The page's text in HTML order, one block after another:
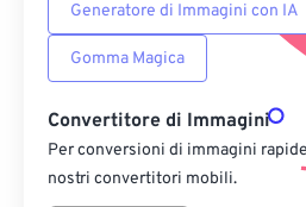
Generatore di Immagini con IA
Gomma Magica
Convertitore di Immagini
Per conversioni di immagini
nostri convertitori mobili.